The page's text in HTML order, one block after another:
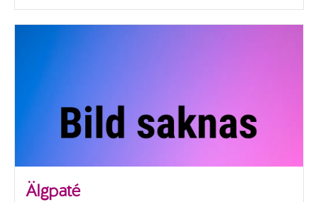
Älgpaté